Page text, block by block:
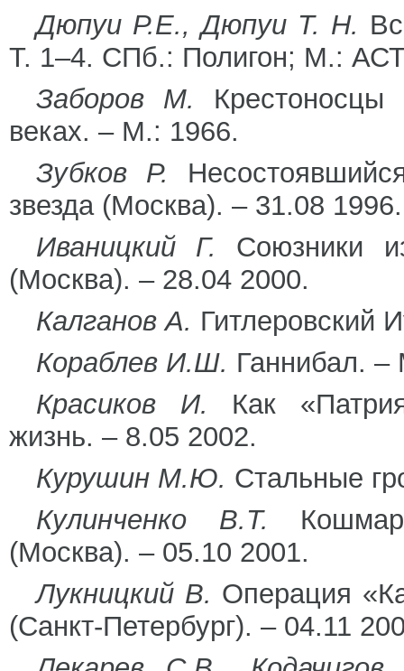
Дюпуи Р.Е., Дюпуи Т. Н.
Т. 1–4. СПб.: Полигон; М.:
Заборов М.
веках. – М.: 1966.
Зубков Р.
звезда (Москва). – 31.08 1996.
Иваницкий Г.
Союзники
(Москва). – 28.04 2000.
Калганов А. Гитлеровский
Кораблев И.Ш. Ганнибал.
Красиков И.
Как
жизнь. – 8.05 2002.
Курушин М.Ю. Стальные
Кулинченко В.Т.
(Москва). – 05.10 2001.
Лукницкий В. Операция
(Санкт-Петербург). – 04.11